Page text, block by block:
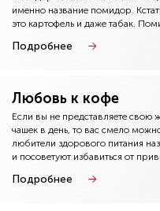
именно название помидор.
это картофель и даже табак.
Подробнее
Любовь к кофе
Если вы не представляете свою
чашек в день, то вас смело
любители здорового питания
и посоветуют избавиться от
Подробнее